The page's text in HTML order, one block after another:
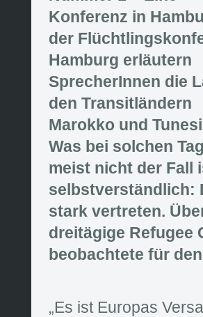
Konferenz in
der
Hamburg erläutern
SprecherInnen die
den Transitländern
Marokko und
Was bei solchen
meist nicht der Fall
selbstverständlich:
stark vertreten.
dreitägige Refugee
beobachtete für
„Es ist Europas